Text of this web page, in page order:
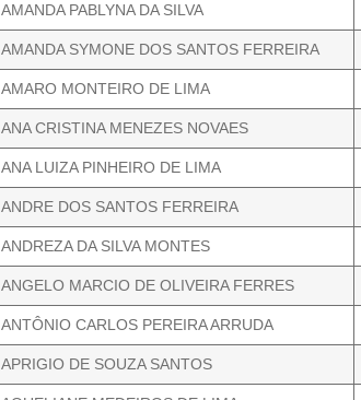
AMANDA PABLYNA DA SILVA
AMANDA SYMONE DOS SANTOS FERREIRA
AMARO MONTEIRO DE LIMA
ANA CRISTINA MENEZES NOVAES
ANA LUIZA PINHEIRO DE LIMA
ANDRE DOS SANTOS FERREIRA
ANDREZA DA SILVA MONTES
ANGELO MARCIO DE OLIVEIRA FERRES
ANTÔNIO CARLOS PEREIRA ARRUDA
APRIGIO DE SOUZA SANTOS